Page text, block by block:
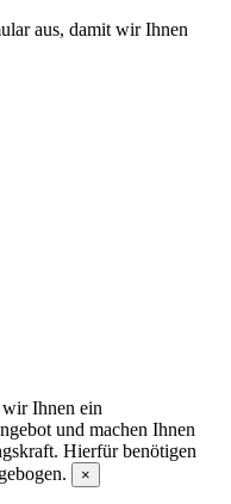
aus, damit wir Ihnen
Ihnen ein
und machen Ihnen
Hierfür benötigen
×